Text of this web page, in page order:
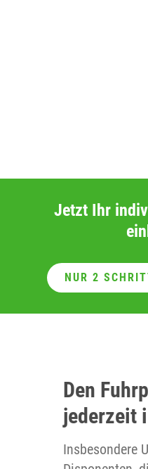
Jetzt Ihr
NUR 2
Den
jederzeit
Insbesondere